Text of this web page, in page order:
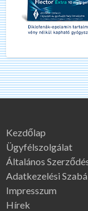
Kezdőlap
Ügyfélszolgálat
Általános
Adatkezelési
Impresszum
Hírek